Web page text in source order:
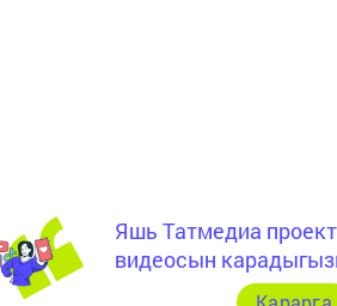
Яшь Татмедиа
видеосын